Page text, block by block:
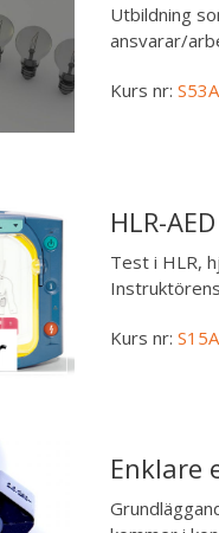
Utbildning
ansvarar/
Kurs nr:
HLR-
Test i HLR,
Kurs nr:
Enklare